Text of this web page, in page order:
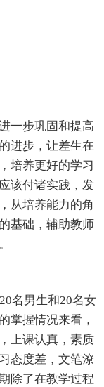
一步巩固和提高
进步，让差生在
培养更好的学习
该付诸实践，发
从培养能力的角
基础，辅助教师
名男生和20名女
掌握情况来看，
上课认真，素质
态度差，文笔潦
除了在教学过程